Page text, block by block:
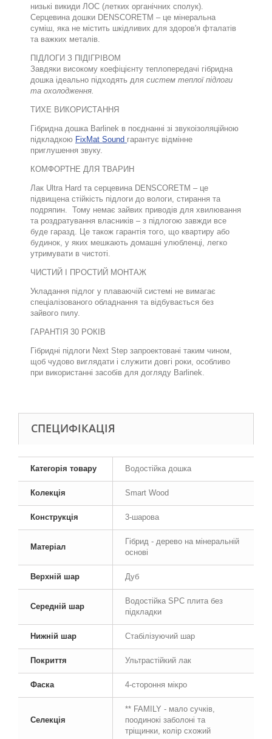
низькі викиди ЛОС (летких органічних сполук).
Серцевина дошки DENSCORETM – це мінеральна
суміш, яка не містить шкідливих для здоров'я фталатів
та важких металів.
ПІДЛОГИ З ПІДІГРІВОМ
Завдяки високому коефіцієнту теплопередачі гібридна
дошка ідеально підходять для систем теплої підлоги
та охолодження.
ТИХЕ ВИКОРИСТАННЯ
Гібридна дошка Barlinek в поєднанні зі звукоізоляційною
підкладкою FixMat Sound гарантує відмінне
приглушення звуку.
КОМФОРТНЕ ДЛЯ ТВАРИН
Лак Ultra Hard та серцевина DENSCORETM – це
підвищена стійкість підлоги до вологи, стирання та
подряпин. Тому немає зайвих приводів для хвилювання
та роздратування власників – з підлогою завжди все
буде гаразд. Це також гарантія того, що квартиру або
будинок, у яких мешкають домашні улюбленці, легко
утримувати в чистоті.
ЧИСТИЙ І ПРОСТИЙ МОНТАЖ
Укладання підлог у плаваючій системі не вимагає
спеціалізованого обладнання та відбувається без
зайвого пилу.
ГАРАНТІЯ 30 РОКІВ
Гібридні підлоги Next Step запроектовані таким чином,
щоб чудово виглядати і служити довгі роки, особливо
при використанні засобів для догляду Barlinek.
СПЕЦИФІКАЦІЯ
Категорія товару Водостійка дошка
Колекція Smart Wood
Конструкція 3-шарова
Матеріал
Гібрид - дерево на мінеральній
основі
Верхній шар Дуб
Середній шар
Водостійка SPC плита без
підкладки
Нижній шар Стабілізуючий шар
Покриття Ультрастійкий лак
Фаска 4-стороння мікро
Селекція
** FAMILY - мало сучків,
поодинокі заболоні та
тріщинки, колір схожий